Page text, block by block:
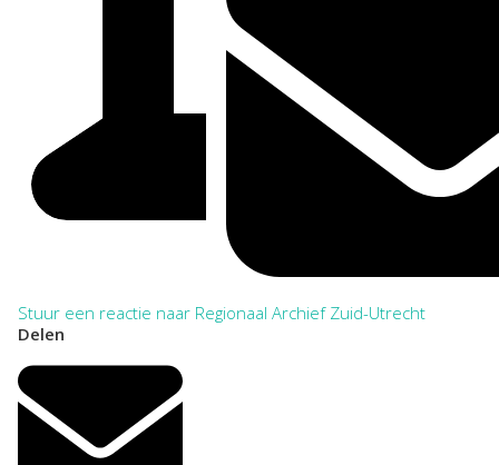
Stuur een reactie naar Regionaal Archief Zuid-Utrecht
Delen